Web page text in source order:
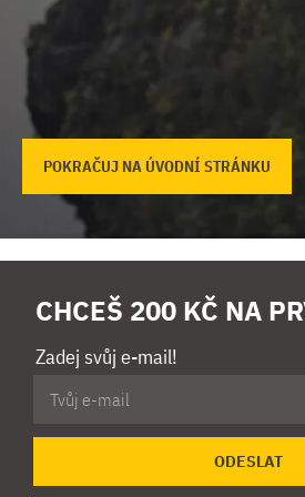
POKRAČUJ NA ÚVODNÍ STRÁNKU
CHCEŠ 200 KČ NA
Zadej svůj e-mail!
ODESLAT